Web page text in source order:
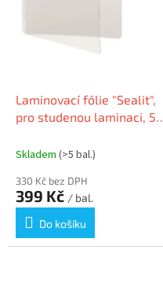
Laminovací fólie "Sealit",
pro studenou laminaci, 54
DURABLE 843819
Skladem (>5 bal.)
330 Kč bez DPH
399 Kč / bal.
Do košíku